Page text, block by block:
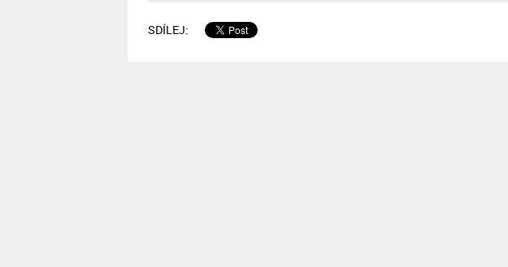
SDÍLEJ: